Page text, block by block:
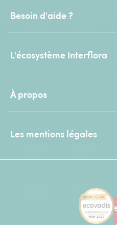
Besoin d'aide ?
L'écosystème Interflora
À propos
Les mentions légales